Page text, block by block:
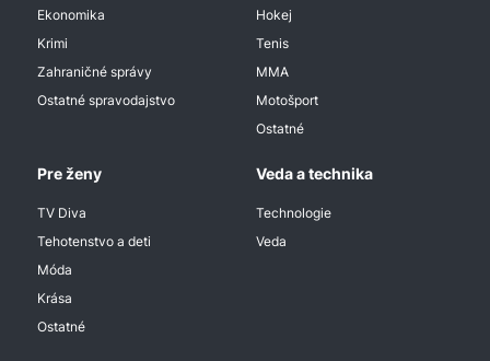
Ekonomika
Krimi
Zahraničné správy
Ostatné spravodajstvo
Hokej
Tenis
MMA
Motošport
Ostatné
Pre ženy
TV Diva
Tehotenstvo a deti
Móda
Krása
Ostatné
Veda a technika
Technologie
Veda